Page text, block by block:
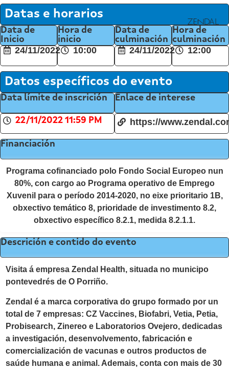
Datas e horarios
Data de
Inicio
24/11/2022
Hora de
inicio
10:00
Data de
culminación
24/11/2022
Hora de
culminación
12:00
Datos específicos do evento
Data límite de inscrición
22/11/2022 11:59 PM
Enlace de interese
https://
Financiación
Programa cofinanciado polo Fondo Social Europeo nun
80%, con cargo ao Programa operativo de Emprego
Xuvenil para o período 2014-2020, no eixe prioritario 1B,
obxectivo temático 8, prioridade de investimento 8.2,
obxectivo específico 8.2.1, medida 8.2.1.1.
Descrición e contido do evento
Visita á empresa Zendal Health, situada no municipo
pontevedrés de O Porriño.
Zendal é a marca corporativa do grupo formado por un
total de 7 empresas: CZ Vaccines, Biofabri, Vetia, Petia,
Probisearch, Zinereo e Laboratorios Ovejero, dedicadas
a investigación, desenvolvemento, fabricación e
comercialización de vacunas e outros productos de
saúde humana e animal. Ademais, conta con mais de 30